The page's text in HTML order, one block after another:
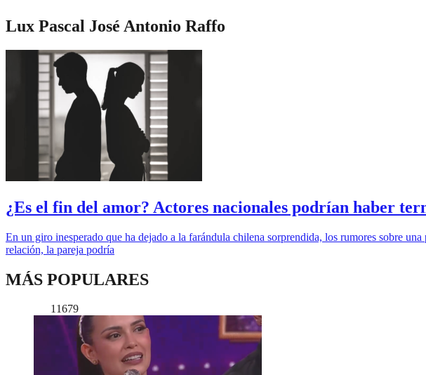
Lux Pascal José Antonio Raffo
¿Es el fin del amor? Actores nacionales podrían haber
En un giro inesperado que ha dejado a la farándula chilena sorprendida, los rumores sobre
relación, la pareja podría
MÁS POPULARES
11679